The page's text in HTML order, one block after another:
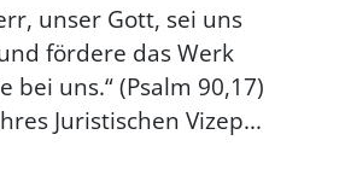
unser Gott, sei uns
fördere das Werk
bei uns.“ (Psalm 90,17)
Juristischen Vizep...